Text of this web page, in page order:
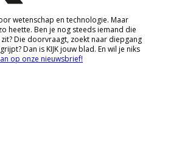
wetenschap en technologie. Maar
heette. Ben je nog steeds iemand die
Die doorvraagt, zoekt naar diepgang
Dan is KIJK jouw blad. En wil je niks
op onze nieuwsbrief!